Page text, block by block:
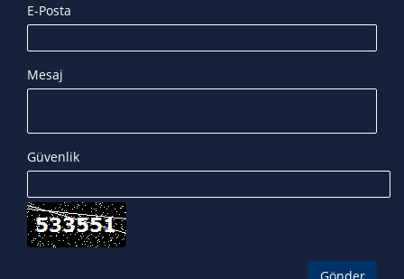
E-Posta
Mesaj
Güvenlik